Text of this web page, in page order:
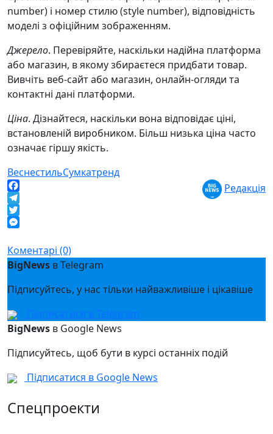
number) і номер стилю (style number), відповідність
моделі з офіційним зображенням.
Джерело. Перевіряйте, наскільки надійна платформа
або магазин, в якому збираєтеся придбати товар.
Вивчіть веб-сайт або магазин, онлайн-огляди та
контактні дані платформи.
Ціна. Дізнайтеся, наскільки вона відповідає ціні,
встановленій виробником. Більш низька ціна часто
означає гіршу якість.
ВеснестильСумкатренд
Facebook
Telegram
Twitter
Редакція
Коментарі (0)
BigNews в Telegram
Підписуйтесь, у нас тільки найважливіше і цікавіше
Підписатися в Telegram
BigNews в Google News
Підписуйтесь, щоб бути в курсі останніх подій
Підписатися в Google News
Спецпроекти